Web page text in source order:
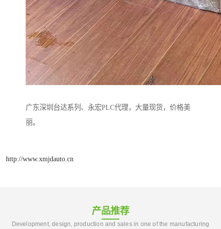
广东深圳台达系列、永宏PLC代理，大量现货，价格美
丽。
http://www.xmjdauto.cn
产品推荐
Development, design, production and sales in one of the manufacturing